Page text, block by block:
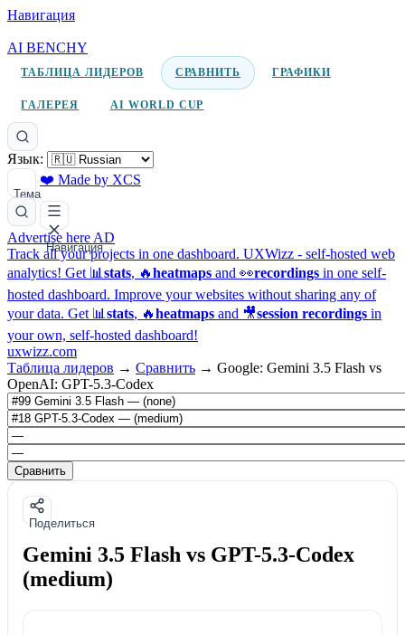
Навигация
AI BENCHY
ТАБЛИЦА ЛИДЕРОВ СРАВНИТЬ ГРАФИКИ
ГАЛЕРЕЯ AI WORLD CUP
Язык:
Тема
❤️ Made by XCS
Навигация
Advertise here AD
Track all your projects in one dashboard. UXWizz - self-hosted web
analytics! Get 📊 stats, 🔥heatmaps and 👀recordings in one self-
hosted dashboard. Improve your websites without sharing any of
your data. Get 📊 stats, 🔥heatmaps and 🎥session recordings in
your own, self-hosted dashboard!
uxwizz.com
Таблица лидеров → Сравнить → Google: Gemini 3.5 Flash vs
OpenAI: GPT-5.3-Codex
Сравнить
Поделиться
Gemini 3.5 Flash vs GPT-5.3-Codex
(medium)